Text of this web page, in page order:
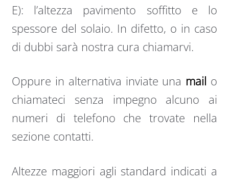
E): l’altezza pavimento soffitto e lo
spessore del solaio. In difetto, o in caso
di dubbi sarà nostra cura chiamarvi.
Oppure in alternativa inviate una mail o
chiamateci senza impegno alcuno ai
numeri di telefono che trovate nella
sezione contatti.
Altezze maggiori agli standard indicati a